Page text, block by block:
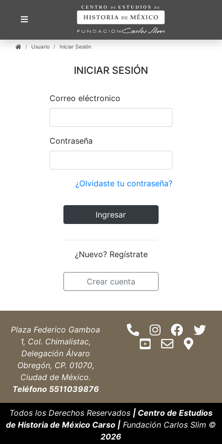
Usuario Iniciar Sesión
INICIAR SESIÓN
Correo eléctronico
Contraseña
¿Olvidaste tu contraseña?
Ingresar
¿Nuevo? Regístrate
Crear cuenta
Plaza Federico Gamboa
1, Col. Chimalistac,
Delegación Álvaro
Obregón, CP. 01070,
Ciudad de México.
Teléfono 5511039876
Todos los Derechos Reservados | Centro de Estudios
de Historia de México Carso | Fundación Carlos Slim ©
2026